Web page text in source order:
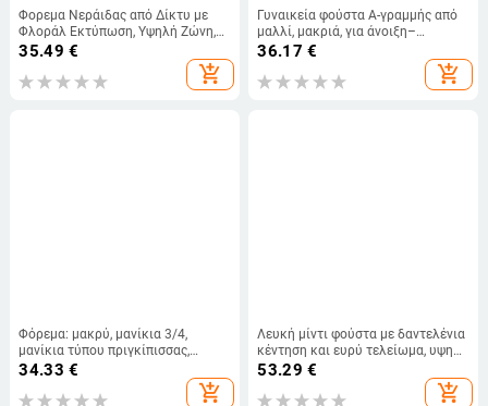
Φορεμα Νεράιδας από Δίκτυ με
Φλοράλ Εκτύπωση, Υψηλή Ζώνη,
Αμάνικο, Χωρίς Γιακά, Μέσο Μήκος
35.49 €
add_shopping_cart
Γυναικεία φούστα Α-γραμμής από
μαλλί, μακριά, για άνοιξη–
φθινόπωρο 2026, με ψηλή μέση,
τελείωμα, καφέ χρώμα
36.17 €
add_shopping_cart
Φόρεμα: μακρύ, μανίκια 3/4,
μανίκια τύπου πριγκίπισσας,
πολυεστερική ανάμειξη
34.33 €
add_shopping_cart
Λευκή μίντι φούστα με δαντελένια
κέντηση και ευρύ τελείωμα, υψηλή
μέση, γραμμή Α, για γυναίκες
53.29 €
add_shopping_cart